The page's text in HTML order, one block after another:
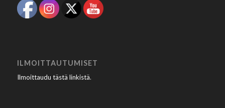
ILMOITTAUTUMISET
Ilmoittaudu tästä linkistä.